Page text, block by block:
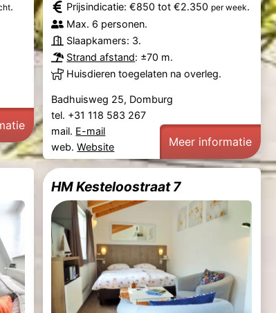
.
Prijsindicatie: €850 tot €2.350 per week.
Max. 6 personen.
Slaapkamers: 3.
Strand afstand: ±70 m.
Huisdieren toegelaten na overleg.
Badhuisweg 25, Domburg
tel. +31 118 583 267
mail. E-mail
web.Website Meer informatie
HM Kesteloostraat 7